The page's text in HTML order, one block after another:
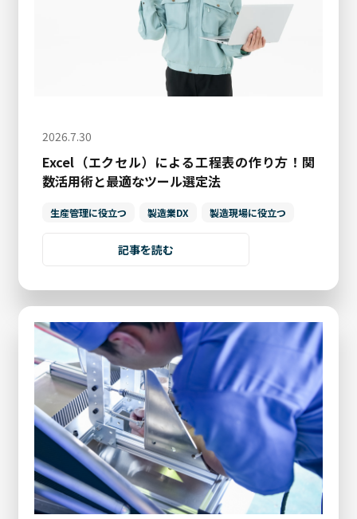
2026.7.30
Excel（エクセル）による工程表の作り方！関
数活用術と最適なツール選定法
生産管理に役立つ 製造業DX 製造現場に役立つ
記事を読む